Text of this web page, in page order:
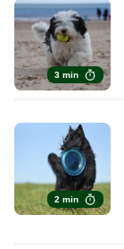
3 min
2 min